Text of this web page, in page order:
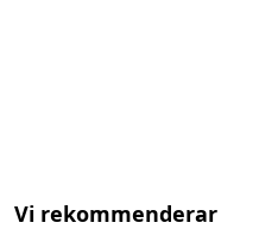
Vi rekommenderar